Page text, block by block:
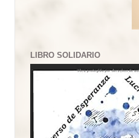
LIBRO SOLIDARIO